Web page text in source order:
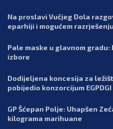
Na proslavi Vučjeg Dola
eparhiji i mogućem
Pale maske u glavnom
izbore
Dodijeljena koncesija za
pobijedio konzorcijum EGPDGI
GP Šćepan Polje: Uhapšen
kilograma marihuane